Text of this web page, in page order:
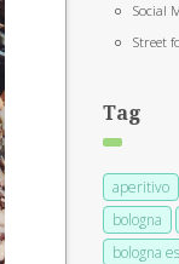
Social
Street
Tag
aperitivo
bologna
bologna